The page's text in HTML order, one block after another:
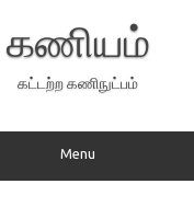
கணியம்
கட்டற்ற கணிநுட்பம்
Menu